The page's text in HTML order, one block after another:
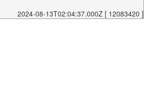
2024-08-13T02:04:37.000Z [ 12083420 ]